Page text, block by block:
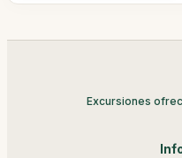
Excursiones